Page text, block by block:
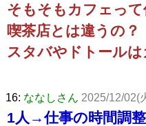
そもそもカフェって
喫茶店とは違うの？
スタバやドトールは
16: ななしさん 2025/12/02(
1人→仕事の時間調